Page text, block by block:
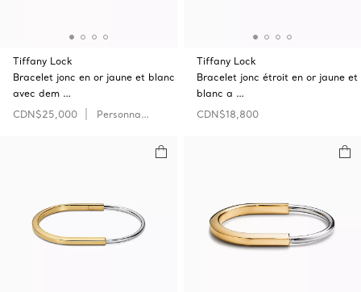
Tiffany Lock
Bracelet jonc en or jaune et blanc
avec dem …
CDN$25,000
Personnaliser
Tiffany Lock
Bracelet jonc étroit en or jaune et
blanc a …
CDN$18,800